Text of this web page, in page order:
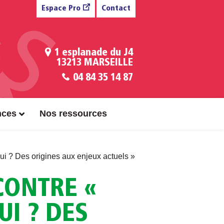
Espace Pro Contact
1 esplanade du J4
13213 MARSEILLE
04 84 35 14 87
Nos ressources
? Des origines aux enjeux actuels »
«
? DES